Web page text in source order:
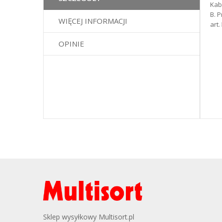
WIĘCEJ INFORMACJI
OPINIE
B.
art.
Sklep wysyłkowy Multisort.pl